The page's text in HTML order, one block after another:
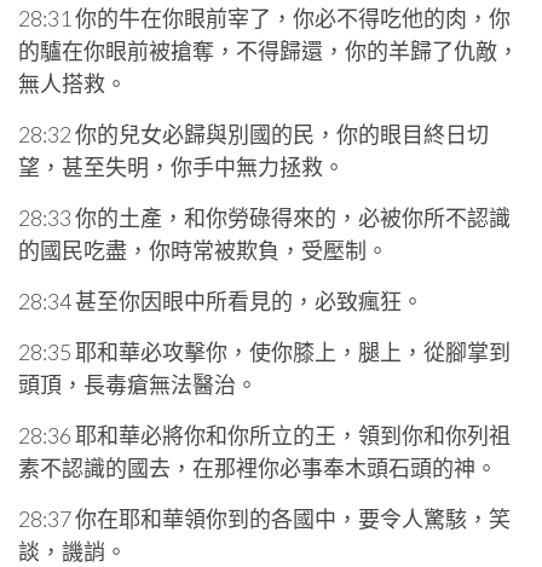
28:31 你的牛在你眼前宰了，你必不得吃他的肉，你
的驢在你眼前被搶奪，不得歸還，你的羊歸了仇敵，
無人搭救。
28:32 你的兒女必歸與別國的民，你的眼目終日切
望，甚至失明，你手中無力拯救。
28:33 你的土產，和你勞碌得來的，必被你所不認識
的國民吃盡，你時常被欺負，受壓制。
28:34 甚至你因眼中所看見的，必致瘋狂。
28:35 耶和華必攻擊你，使你膝上，腿上，從腳掌到
頭頂，長毒瘡無法醫治。
28:36 耶和華必將你和你所立的王，領到你和你列祖
素不認識的國去，在那裡你必事奉木頭石頭的神。
28:37 你在耶和華領你到的各國中，要令人驚駭，笑
談，譏誚。